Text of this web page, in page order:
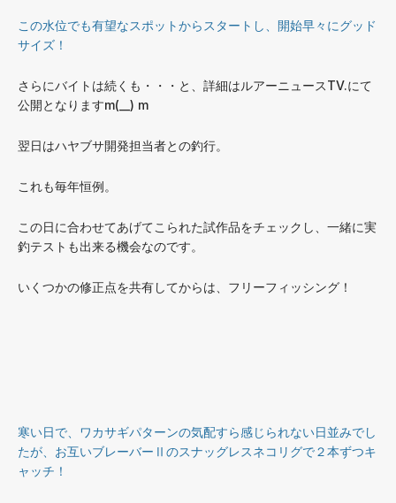
この水位でも有望なスポットからスタートし、開始早々にグッド
サイズ！
さらにバイトは続くも・・・と、詳細はルアーニュースTV.にて
公開となりますm(__) m
翌日はハヤブサ開発担当者との釣行。
これも毎年恒例。
この日に合わせてあげてこられた試作品をチェックし、一緒に実
釣テストも出来る機会なのです。
いくつかの修正点を共有してからは、フリーフィッシング！
寒い日で、ワカサギパターンの気配すら感じられない日並みでし
たが、お互いブレーバーⅡのスナッグレスネコリグで２本ずつキ
ャッチ！